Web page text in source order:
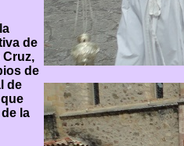
de
Cruz,
de
de
la